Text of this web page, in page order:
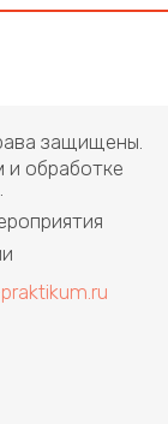
защищены.
и обработке